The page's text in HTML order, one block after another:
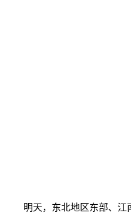
明天，东北地区东部、江南